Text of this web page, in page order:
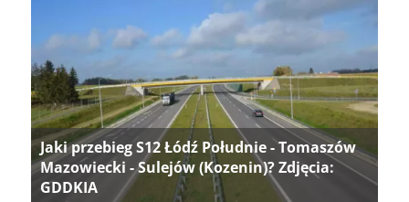
Jaki przebieg S12 Łódź Południe - Tomaszów
Mazowiecki - Sulejów (Kozenin)? Zdjęcia:
GDDKIA